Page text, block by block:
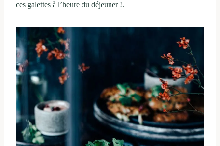
ces galettes à l’heure du déjeuner !.